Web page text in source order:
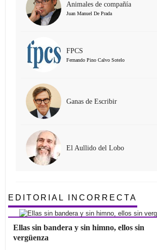
Animales de compañía
Juan Manuel De Prada
FPCS
Fernando Pino Calvo Sotelo
Ganas de Escribir
El Aullido del Lobo
EDITORIAL INCORRECTA
Ellas sin bandera y sin himno, ellos sin
vergüenza